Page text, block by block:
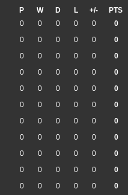
P W D L +/- PTS
0 0 0 0 0 0
0 0 0 0 0 0
0 0 0 0 0 0
0 0 0 0 0 0
0 0 0 0 0 0
0 0 0 0 0 0
0 0 0 0 0 0
0 0 0 0 0 0
0 0 0 0 0 0
0 0 0 0 0 0
0 0 0 0 0 0